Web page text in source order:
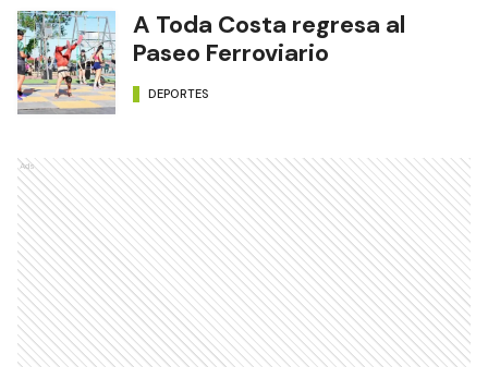
A Toda Costa regresa al
Paseo Ferroviario
DEPORTES
Ads